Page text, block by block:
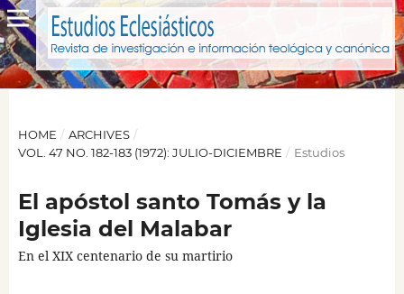
HOME / ARCHIVES /
VOL. 47 NO. 182-183 (1972): JULIO-DICIEMBRE / Estudios
El apóstol santo Tomás y la
Iglesia del Malabar
En el XIX centenario de su martirio